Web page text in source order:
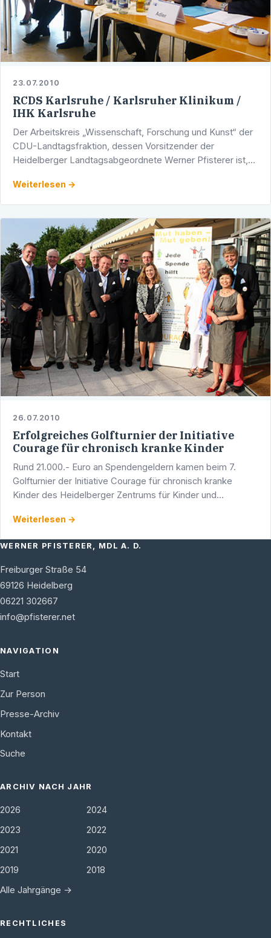
23.07.2010
RCDS Karlsruhe / Karlsruher Klinikum /
IHK Karlsruhe
Der Arbeitskreis „Wissenschaft, Forschung und Kunst“ der
CDU-Landtagsfraktion, dessen Vorsitzender der
Heidelberger Landtagsabgeordnete Werner Pfisterer ist,
…
Weiterlesen →
26.07.2010
Erfolgreiches Golfturnier der Initiative
Courage für chronisch kranke Kinder
Rund 21.000.- Euro an Spendengeldern kamen beim 7.
Golfturnier der Initiative Courage für chronisch kranke
Kinder des Heidelberger Zentrums für Kinder und
Golfclub …
Weiterlesen →
WERNER PFISTERER, MDL A. D.
Freiburger Straße 54
69126 Heidelberg
06221 302667
info@pfisterer.net
NAVIGATION
Start
Zur Person
Presse-Archiv
Kontakt
Suche
ARCHIV NACH JAHR
2026
2024
2023
2022
2021
2020
2019
2018
Alle Jahrgänge →
RECHTLICHES